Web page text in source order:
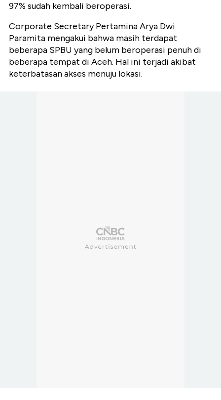
97% sudah kembali beroperasi.
Corporate Secretary Pertamina Arya Dwi
Paramita mengakui bahwa masih terdapat
beberapa SPBU yang belum beroperasi penuh di
beberapa tempat di Aceh. Hal ini terjadi akibat
keterbatasan akses menuju lokasi.